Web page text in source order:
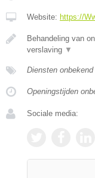
Website: https://
Behandeling van
verslaving ▼
Diensten onbekend
Openingstijden
Sociale media: